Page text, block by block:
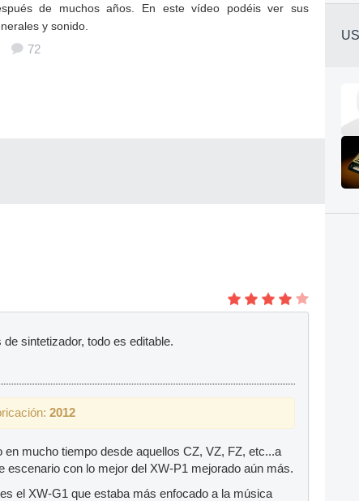
de muchos años. En este vídeo podéis ver sus
y sonido.
72
sintetizador, todo es editable.
2012
mucho tiempo desde aquellos CZ, VZ, FZ, etc...a
escenario con lo mejor del XW-P1 mejorado aún más.
el XW-G1 que estaba más enfocado a la música